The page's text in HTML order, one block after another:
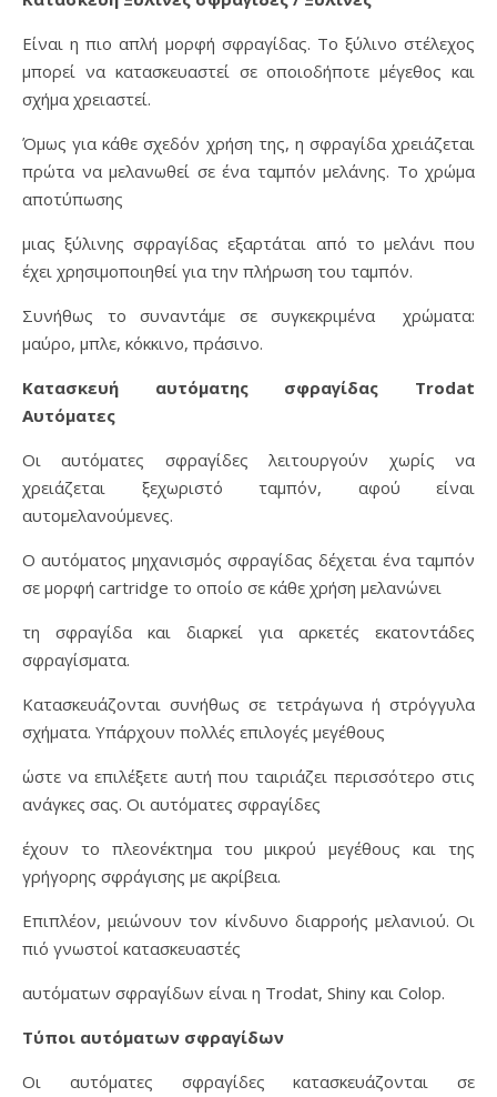
Είναι η πιο απλή μορφή σφραγίδας. Το ξύλινο στέλεχος
μπορεί να κατασκευαστεί σε οποιοδήποτε μέγεθος και
σχήμα χρειαστεί.
Όμως για κάθε σχεδόν χρήση της, η σφραγίδα χρειάζεται
πρώτα να μελανωθεί σε ένα ταμπόν μελάνης. Το χρώμα
αποτύπωσης
μιας ξύλινης σφραγίδας εξαρτάται από το μελάνι που
έχει χρησιμοποιηθεί για την πλήρωση του ταμπόν.
Συνήθως το συναντάμε σε συγκεκριμένα χρώματα:
μαύρο, μπλε, κόκκινο, πράσινο.
Κατασκευή αυτόματης σφραγίδας Trodat
Αυτόματες
Οι αυτόματες σφραγίδες λειτουργούν χωρίς να
χρειάζεται ξεχωριστό ταμπόν, αφού είναι
αυτομελανούμενες.
Ο αυτόματος μηχανισμός σφραγίδας δέχεται ένα ταμπόν
σε μορφή cartridge το οποίο σε κάθε χρήση μελανώνει
τη σφραγίδα και διαρκεί για αρκετές εκατοντάδες
σφραγίσματα.
Κατασκευάζονται συνήθως σε τετράγωνα ή στρόγγυλα
σχήματα. Υπάρχουν πολλές επιλογές μεγέθους
ώστε να επιλέξετε αυτή που ταιριάζει περισσότερο στις
ανάγκες σας. Οι αυτόματες σφραγίδες
έχουν το πλεονέκτημα του μικρού μεγέθους και της
γρήγορης σφράγισης με ακρίβεια.
Επιπλέον, μειώνουν τον κίνδυνο διαρροής μελανιού. Οι
πιό γνωστοί κατασκευαστές
αυτόματων σφραγίδων είναι η Trodat, Shiny και Colop.
Τύποι αυτόματων σφραγίδων
Οι αυτόματες σφραγίδες κατασκευάζονται σε